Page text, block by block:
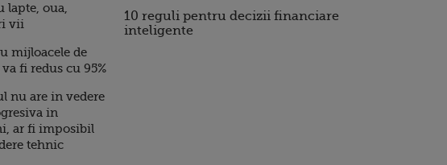
lapte, oua,
vii
mijloacele de
fi redus cu 95%
nu are in vedere
in
ar fi imposibil
tehnic
10 reguli pentru decizii financiare
inteligente